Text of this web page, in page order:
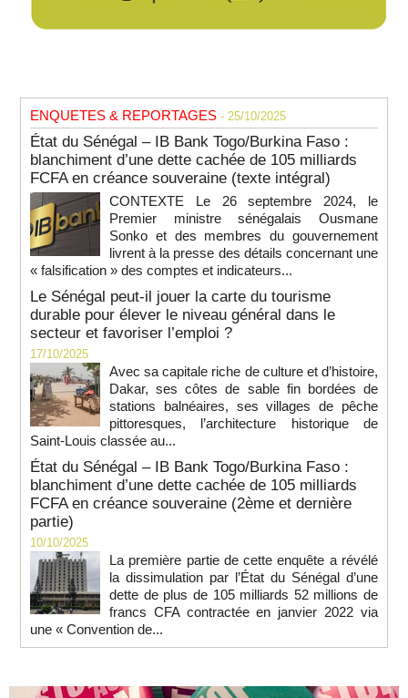
ENQUETES & REPORTAGES - 25/10/2025
État du Sénégal – IB Bank Togo/Burkina Faso :
blanchiment d’une dette cachée de 105 milliards
FCFA en créance souveraine (texte intégral)
CONTEXTE Le 26 septembre 2024, le
Premier ministre sénégalais Ousmane
Sonko et des membres du gouvernement
livrent à la presse des détails concernant une
« falsification » des comptes et indicateurs...
Le Sénégal peut-il jouer la carte du tourisme
durable pour élever le niveau général dans le
secteur et favoriser l’emploi ?
17/10/2025
Avec sa capitale riche de culture et d’histoire,
Dakar, ses côtes de sable fin bordées de
stations balnéaires, ses villages de pêche
pittoresques, l’architecture historique de
Saint-Louis classée au...
État du Sénégal – IB Bank Togo/Burkina Faso :
blanchiment d’une dette cachée de 105 milliards
FCFA en créance souveraine (2ème et dernière
partie)
10/10/2025
La première partie de cette enquête a révélé
la dissimulation par l’État du Sénégal d’une
dette de plus de 105 milliards 52 millions de
francs CFA contractée en janvier 2022 via
une « Convention de...